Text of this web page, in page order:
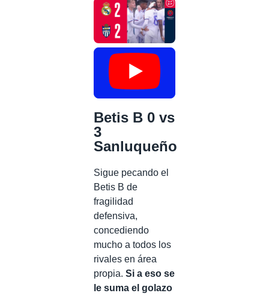
Betis B 0 vs
3
Sanluqueño
Sigue pecando el
Betis B de
fragilidad
defensiva,
concediendo
mucho a todos los
rivales en área
propia. Si a eso se
le suma el golazo